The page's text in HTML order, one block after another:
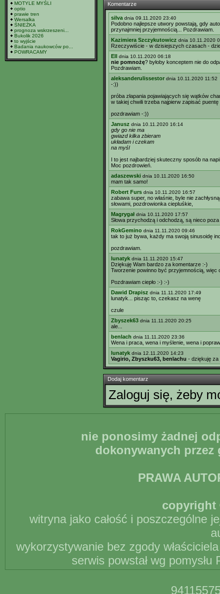
MOTYLE MYŚLI
optio
prawie tren
Wersalka
ŚNIEŻKA
prognoza wskrzeszeni...
Bukolik 2026
to wyjście
Badania naukowców po...
POWRACAMY
Komentarze
silva dnia 09.11.2020 23:40
Podobno najlepsze utwory powstają, gdy
przynajmniej przyjemnością... Pozdrawiam.
Kazimiera Szczykutowicz dnia 10.11.2020
Rzeczywiście - w dzisiejszych czasach -
Ell dnia 10.11.2020 06:18
nie pomnożę? byłoby konceptem nie do
Pozdrawiam.
aleksanderulissestor dnia 10.11.2020 11:52
-:))
próba złapania pojawiających się wątków
w takiej chwili trzeba najpierw zapisać
pozdrawiam -:))
Janusz dnia 10.11.2020 16:14
gdy go nie ma
gwiazd kilka zbieram
układam i czekam
na myśl
I to jest najbardziej skuteczny sposób na
Moc pozdrowień.
adaszewski dnia 10.11.2020 16:50
mam tak samo!
Robert Furs dnia 10.11.2020 16:57
zabawa super, no właśnie, byle nie
słowami, pozdrowionka ciepluśkie,
Magrygał dnia 10.11.2020 17:57
Słowa przychodzą i odchodzą, są nieco
RokGemino dnia 11.11.2020 09:46
tak to już bywa, każdy ma swoją sinusoidę
pozdrawiam.
lunatyk dnia 11.11.2020 15:47
Dziękuję Wam bardzo za komentarze :-)
Tworzenie powinno być przyjemnością,
Pozdrawiam ciepło :-) :-)
Dawid Drapisz dnia 11.11.2020 17:49
lunatyk... pisząc to, czekasz na wenę
czule
Zbyszek63 dnia 11.11.2020 20:25
ale...
benlach dnia 11.11.2020 23:36
Wena i praca, wena i myślenie, wena i
lunatyk dnia 12.11.2020 14:23
Vagirio, Zbyszku63, benlachu - dziękuję za
Dodaj komentarz
Zaloguj się, żeby
nie ponosimy żadnej
dokonywanych
PRAWA
copyright
witryna jako całość i poszczególne
wykorzystywanie bez zgody
serwis powstał wg